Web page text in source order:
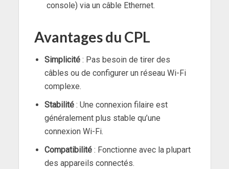
console) via un câble Ethernet.
Avantages du CPL
Simplicité: Pas besoin de tirer des
câbles ou de configurer un réseau Wi-Fi
complexe.
Stabilité: Une connexion filaire est
généralement plus stable qu’une
connexion Wi-Fi.
Compatibilité: Fonctionne avec la plupart
des appareils connectés.